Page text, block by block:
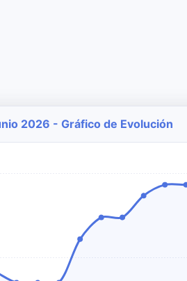
2026 - Gráfico de Evolución